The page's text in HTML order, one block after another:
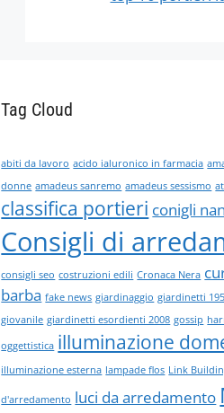
Tag Cloud
abiti da lavoro acido ialuronico in farmacia
donne amadeus sanremo amadeus sessismo
classifica portieri conigli
Consigli di
consigli seo costruzioni edili Cronaca Nera
barba fake news giardinaggio giardinetti
giovanile giardinetti esordienti 2008 gossip
oggettistica illuminazione
illuminazione esterna lampade flos Link
d'arredamento luci da arredamento